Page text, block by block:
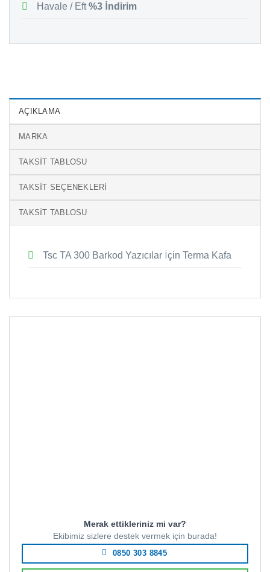
Havale / Eft%3 İndirim
AÇIKLAMA
MARKA
TAKSIT TABLOSU
TAKSIT SEÇENEKLERI
TAKSIT TABLOSU
Tsc TA 300 Barkod Yazıcılar İçin Terma Kafa
Merak ettikleriniz mi var?
Ekibimiz sizlere destek vermek için burada!
0850 303 8845